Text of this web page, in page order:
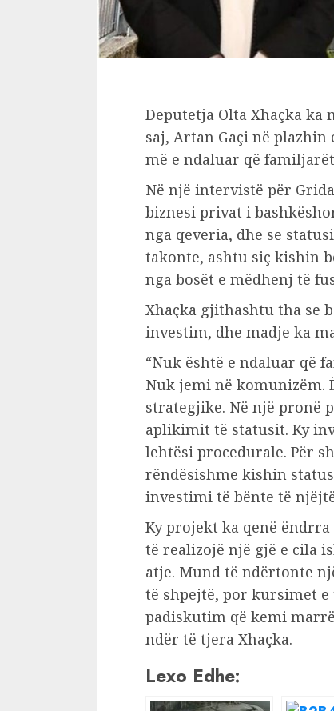
Deputetja Olta Xhaçka
saj, Artan Gaçi në
më e ndaluar që
Në një intervistë për
biznesi privat i
nga qeveria, dhe se
takonte, ashtu siç kishin
nga bosët e mëdhenj të
Xhaçka gjithashtu tha se
investim, dhe madje ka
“Nuk është e ndaluar që
Nuk jemi në komunizëm.
strategjike. Në një pronë
aplikimit të statusit. Ky
lehtësi procedurale. Për
rëndësishme kishin
investimi të bënte të
Ky projekt ka qenë
të realizojë një gjë e cila
atje. Mund të ndërtonte
të shpejtë, por kursimet
padiskutim që kemi
ndër të tjera Xhaçka.
Lexo Edhe: